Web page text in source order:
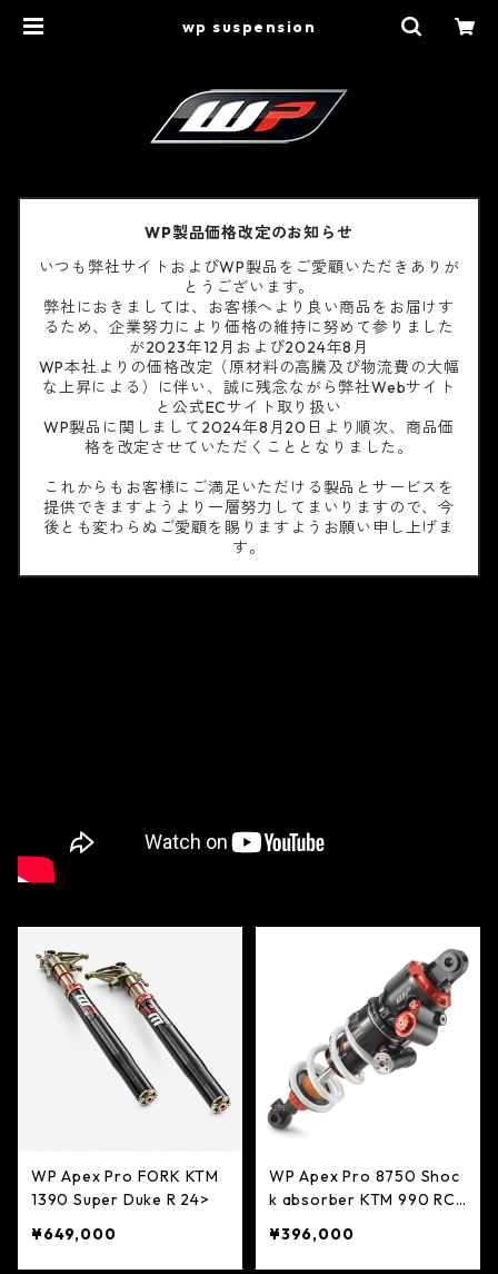
wp suspension
WP製品価格改定のお知らせ
いつも弊社サイトおよびWP製品をご愛顧いただきありが
とうございます。
弊社におきましては、お客様へより良い商品をお届けす
るため、企業努力により価格の維持に努めて参りました
が2023年12月および2024年8月
WP本社よりの価格改定（原材料の高騰及び物流費の大幅
な上昇による）に伴い、誠に残念ながら弊社Webサイト
と公式ECサイト取り扱い
WP製品に関しまして2024年8月20日より順次、商品価
格を改定させていただくこととなりました。
これからもお客様にご満足いただける製品とサービスを
提供できますようより一層努力してまいりますので、今
後とも変わらぬご愛顧を賜りますようお願い申し上げま
す。
WP Apex Pro FORK KTM
1390 Super Duke R 24>
¥649,000
WP Apex Pro 8750 Shoc
k absorber KTM 990 RC-
¥396,000